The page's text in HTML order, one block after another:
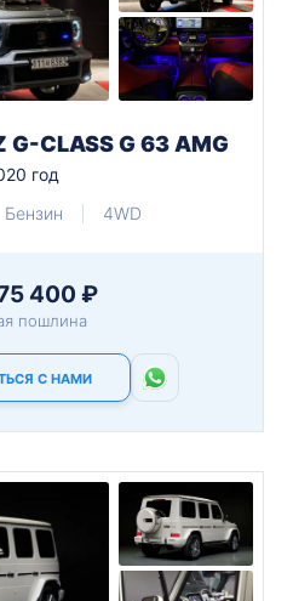
G-CLASS G 63 AMG
год
Бензин 4WD
400 ₽
пошлина
С НАМИ